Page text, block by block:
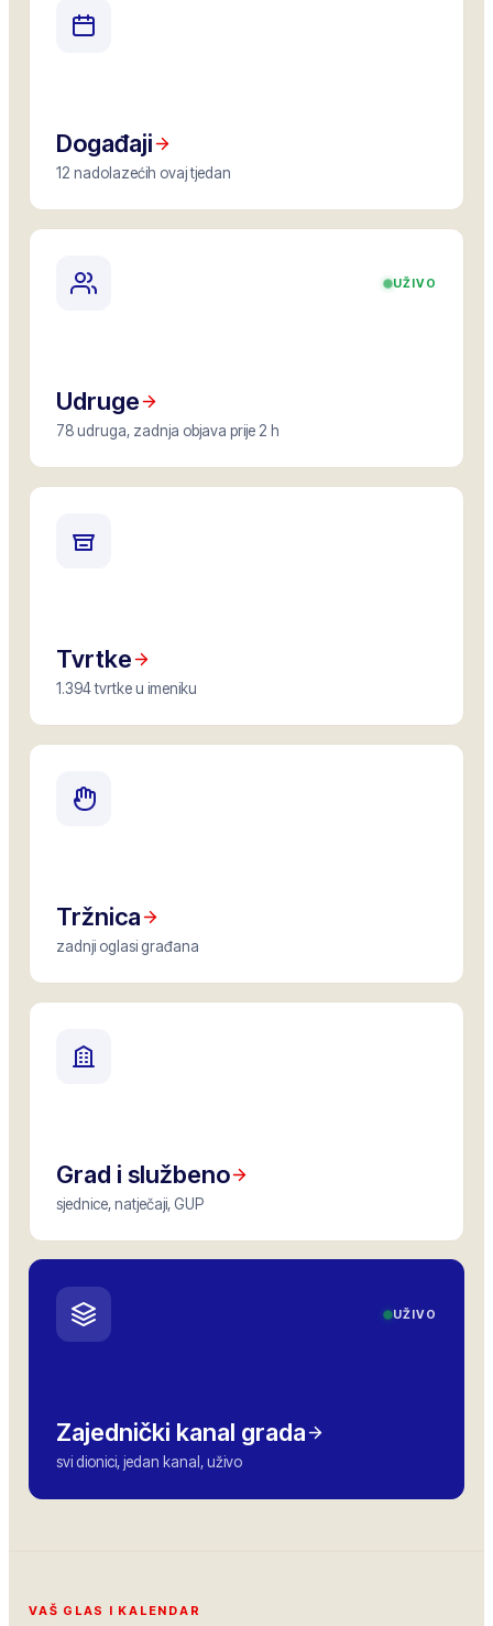
Događaji
12 nadolazećih ovaj tjedan
UŽIVO
Udruge
78 udruga, zadnja objava prije 2 h
Tvrtke
1.394 tvrtke u imeniku
Tržnica
zadnji oglasi građana
Grad i službeno
sjednice, natječaji, GUP
UŽIVO
Zajednički kanal grada
svi dionici, jedan kanal, uživo
VAŠ GLAS I KALENDAR